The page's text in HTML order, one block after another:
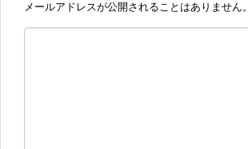
メールアドレスが公開されることはありません。